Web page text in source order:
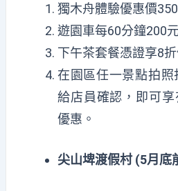
獨木舟體驗優惠價
遊園車每60分鐘200
下午茶套餐憑證享8折
在園區任一景點拍
給店員確認，即可
優惠。
尖山埤渡假村 (5月底